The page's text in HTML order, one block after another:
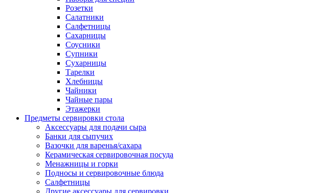
Розетки
Салатники
Салфетницы
Сахарницы
Соусники
Супники
Сухарницы
Тарелки
Хлебницы
Чайники
Чайные пары
Этажерки
Предметы сервировки стола
Аксессуары для подачи сыра
Банки для сыпучих
Вазочки для варенья/сахара
Керамическая сервировочная посуда
Менажницы и горки
Подносы и сервировочные блюда
Салфетницы
Другие аксессуары для сервировки